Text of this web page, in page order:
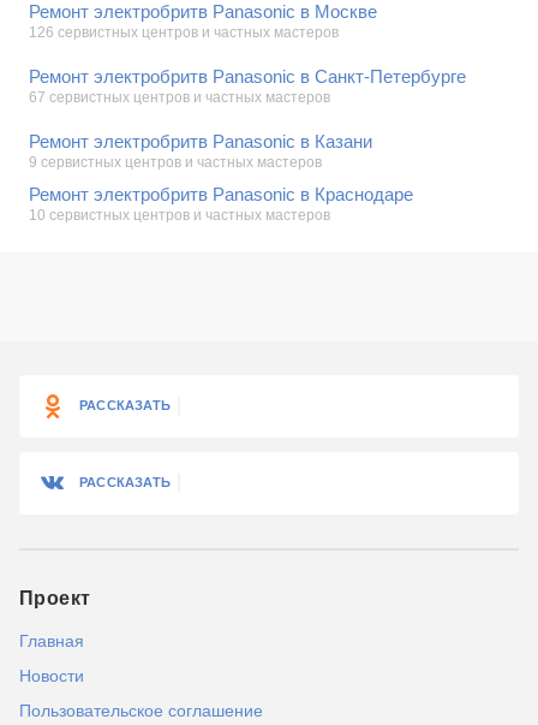
Ремонт электробритв Panasonic в Москве
126 сервистных центров и частных мастеров
Ремонт электробритв Panasonic в Санкт-Петербурге
67 сервистных центров и частных мастеров
Ремонт электробритв Panasonic в Казани
9 сервистных центров и частных мастеров
Ремонт электробритв Panasonic в Краснодаре
10 сервистных центров и частных мастеров
РАССКАЗАТЬ
РАССКАЗАТЬ
Проект
Главная
Новости
Пользовательское соглашение